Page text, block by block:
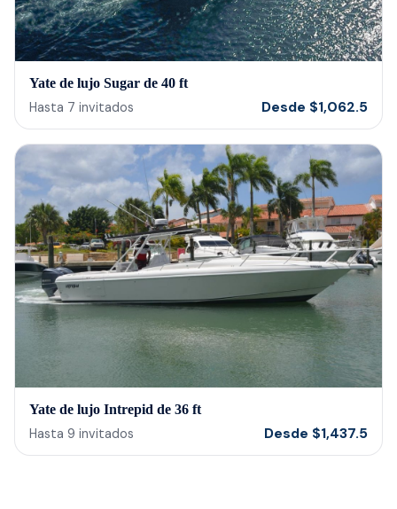
Yate de lujo Sugar de 40 ft
Hasta 7 invitados Desde $1,062.5
Yate de lujo Intrepid de 36 ft
Hasta 9 invitados Desde $1,437.5